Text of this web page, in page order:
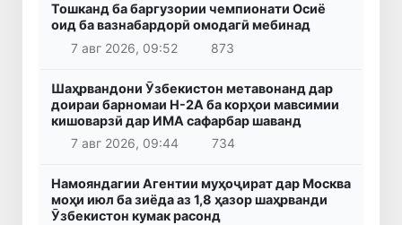
Тошканд ба баргузории чемпионати Осиё
оид ба вазнабардорӣ омодагӣ мебинад
7 авг 2026, 09:52
873
Шаҳрвандони Ӯзбекистон метавонанд дар
доираи барномаи H-2A ба корҳои мавсимии
кишоварзӣ дар ИМА сафарбар шаванд
7 авг 2026, 09:44
734
Намояндагии Агентии муҳоҷират дар Москва
моҳи июл ба зиёда аз 1,8 ҳазор шаҳрванди
Ӯзбекистон кумак расонд